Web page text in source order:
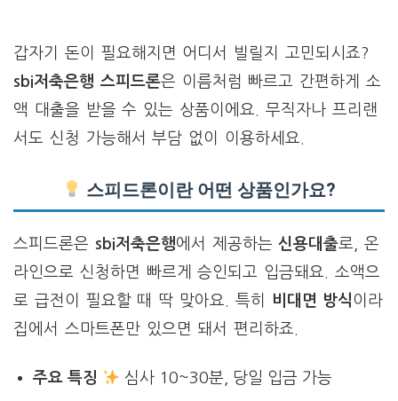
갑자기 돈이 필요해지면 어디서 빌릴지 고민되시죠?
sbi저축은행 스피드론은 이름처럼 빠르고 간편하게 소
액 대출을 받을 수 있는 상품이에요. 무직자나 프리랜
서도 신청 가능해서 부담 없이 이용하세요.
스피드론이란 어떤 상품인가요?
스피드론은 sbi저축은행에서 제공하는신용대출로, 온
라인으로 신청하면 빠르게 승인되고 입금돼요. 소액으
로 급전이 필요할 때 딱 맞아요. 특히
비대면 방식이라
집에서 스마트폰만 있으면 돼서 편리하죠.
주요 특징
심사 10~30분, 당일 입금 가능